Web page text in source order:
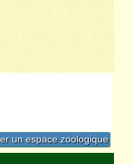
un espace zoologique